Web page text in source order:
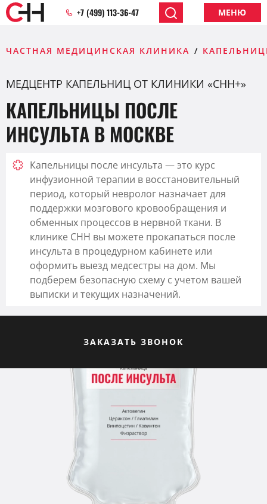
+7 (499) 113-36-47 МЕНЮ
ЧАСТНАЯ МЕДИЦИНСКАЯ КЛИНИКА
МЕДЦЕНТР КАПЕЛЬНИЦ ОТ КЛИНИКИ «CHH+»
КАПЕЛЬНИЦЫ ПОСЛЕ
ИНСУЛЬТА В МОСКВЕ
Капельницы после инсульта — это курс
инфузионной терапии в восстановительный
период, который невролог назначает для
поддержки мозгового кровообращения и
обменных процессов в нервной ткани. В
клинике CHH вы можете прокапаться после
инсульта в процедурном кабинете или
оформить выезд медсестры на дом. Мы
подберем безопасную схему с учетом вашей
выписки и текущих назначений.
ЗАКАЗАТЬ ЗВОНОК